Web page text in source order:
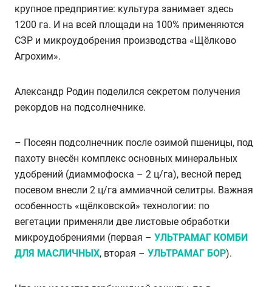
крупное предприятие: культура занимает здесь
1200 га. И на всей площади на 100% применяются
СЗР и микроудобрения производства «Щёлково
Агрохим».
Александр Родин поделился секретом получения
рекордов на подсолнечнике.
– Посеян подсолнечник после озимой пшеницы, под
пахоту внесён комплекс основных минеральных
удобрений (диаммофоска – 2 ц/га), весной перед
посевом внесли 2 ц/га аммиачной селитры. Важная
особенность «щёлковской» технологии: по
вегетации применяли две листовые обработки
микроудобрениями (первая – УЛЬТРАМАГ КОМБИ
ДЛЯ МАСЛИЧНЫХ, вторая – УЛЬТРАМАГ БОР).